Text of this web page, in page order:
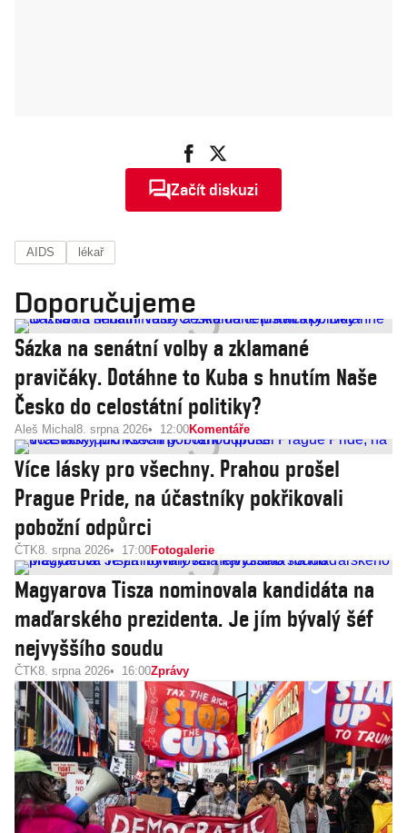
Začít diskuzi
AIDS lékař
Doporučujeme
Sázka na senátní volby a zklamané
pravičáky. Dotáhne to Kuba s hnutím Naše
Česko do celostátní politiky?
Aleš Michal 8. srpna 2026 12:00Komentáře
Více lásky pro všechny. Prahou prošel
Prague Pride, na účastníky pokřikovali
pobožní odpůrci
ČTK8. srpna 2026 17:00Fotogalerie
Magyarova Tisza nominovala kandidáta na
maďarského prezidenta. Je jím bývalý šéf
nejvyššího soudu
ČTK8. srpna 2026 16:00Zprávy